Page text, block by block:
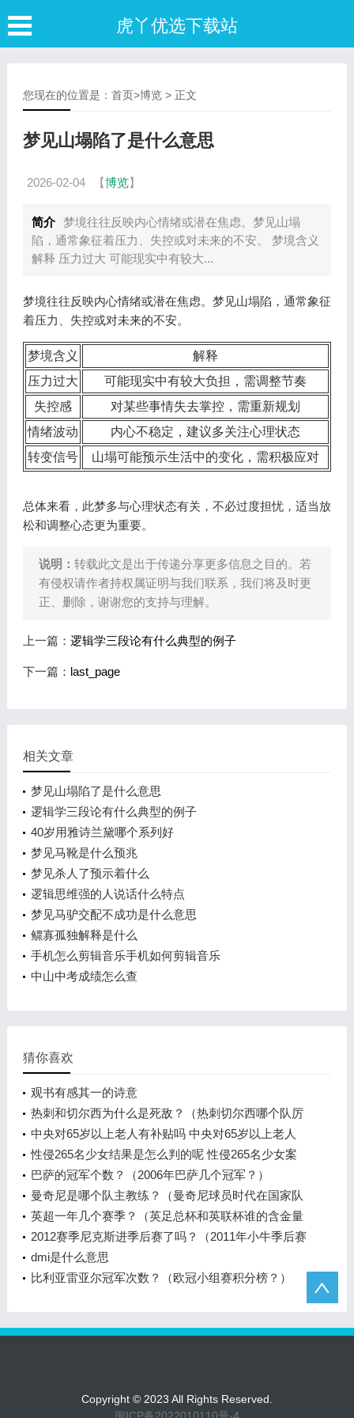
虎丫优选下载站
您现在的位置是： 首页>博览> 正文
梦见山塌陷了是什么意思
2026-02-04 【博览】
简介 梦境往往反映内心情绪或潜在焦虑。梦见山塌
陷，通常象征着压力、失控或对未来的不安。 梦境含义
解释 压力过大 可能现实中有较大...
梦境往往反映内心情绪或潜在焦虑。梦见山塌陷，通常象征
着压力、失控或对未来的不安。
梦境含义
解释
压力过大
可能现实中有较大负担，需调整节奏
失控感
对某些事情失去掌控，需重新规划
情绪波动
内心不稳定，建议多关注心理状态
转变信号
山塌可能预示生活中的变化，需积极应对
总体来看，此梦多与心理状态有关，不必过度担忧，适当放
松和调整心态更为重要。
说明： 转载此文是出于传递分享更多信息之目的。若
有侵权请作者持权属证明与我们联系，我们将及时更
正、删除，谢谢您的支持与理解。
上一篇： 逻辑学三段论有什么典型的例子
下一篇： last_page
相关文章
梦见山塌陷了是什么意思
逻辑学三段论有什么典型的例子
40岁用雅诗兰黛哪个系列好
梦见马靴是什么预兆
梦见杀人了预示着什么
逻辑思维强的人说话什么特点
梦见马驴交配不成功是什么意思
鳏寡孤独解释是什么
手机怎么剪辑音乐手机如何剪辑音乐
中山中考成绩怎么查
猜你喜欢
观书有感其一的诗意
热刺和切尔西为什么是死敌？（热刺切尔西哪个队厉
害？）
中央对65岁以上老人有补贴吗 中央对65岁以上老人
有补贴吗多少钱
性侵265名少女结果是怎么判的呢 性侵265名少女案
件起因是什么始末回顾
巴萨的冠军个数？（2006年巴萨几个冠军？）
曼奇尼是哪个队主教练？（曼奇尼球员时代在国家队
最好成绩？）
英超一年几个赛季？（英足总杯和英联杯谁的含金量
高？）
2012赛季尼克斯进季后赛了吗？（2011年小牛季后赛
对阵对手？）
dmi是什么意思
比利亚雷亚尔冠军次数？（欧冠小组赛积分榜？）
Copyright © 2023 All Rights Reserved.